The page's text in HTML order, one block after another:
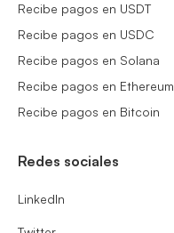
Recibe pagos en USDT
Recibe pagos en USDC
Recibe pagos en Solana
Recibe pagos en Ethereum
Recibe pagos en Bitcoin
Redes sociales
LinkedIn